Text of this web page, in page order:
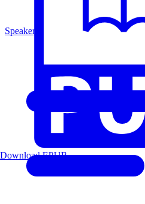
Speakers
Download EPUB